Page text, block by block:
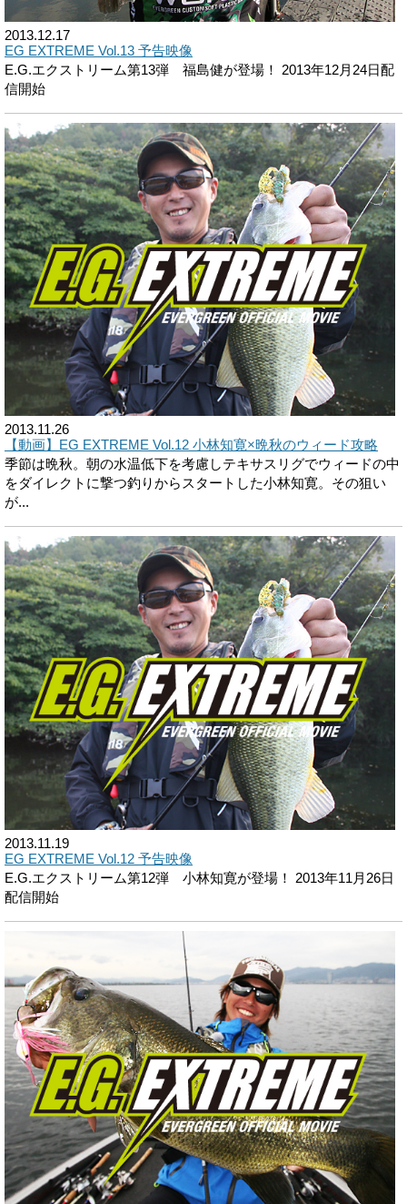
2013.12.17
EG EXTREME Vol.13 予告映像
E.G.エクストリーム第13弾 福島健が登場！ 2013年12月24日配
信開始
2013.11.26
【動画】EG EXTREME Vol.12 小林知寛×晩秋のウィード攻略
季節は晩秋。朝の水温低下を考慮しテキサスリグでウィードの中
をダイレクトに撃つ釣りからスタートした小林知寛。その狙い
が...
2013.11.19
EG EXTREME Vol.12 予告映像
E.G.エクストリーム第12弾 小林知寛が登場！ 2013年11月26日
配信開始